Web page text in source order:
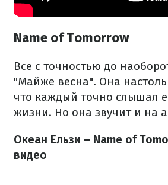
Name of Tomorrow
Все с точностью до
"Майже весна". Она
что каждый точно слышал
жизни. Но она звучит и на
Океан Ельзи – Name of
видео